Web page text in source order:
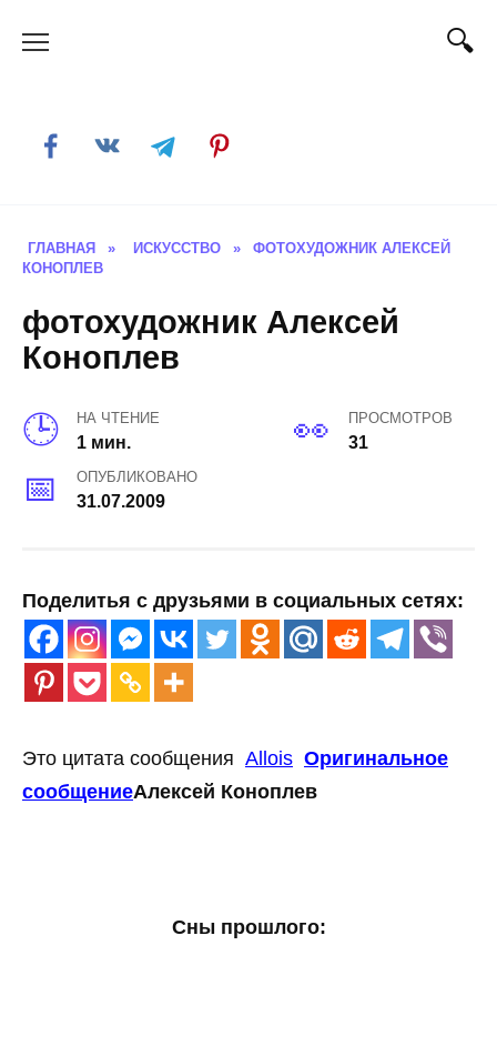
ГЛАВНАЯ » ИСКУССТВО »
ФОТОХУДОЖНИК АЛЕКСЕЙ
КОНОПЛЕВ
фотохудожник Алексей
Коноплев
НА ЧТЕНИЕ
1 мин.
ПРОСМОТРОВ
31
ОПУБЛИКОВАНО
31.07.2009
Поделитья с друзьями в социальных сетях:
Это цитата сообщения Allois Оригинальное
сообщениеАлексей Коноплев
Сны прошлого: